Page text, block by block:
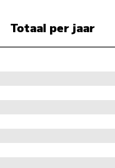
Totaal per jaar